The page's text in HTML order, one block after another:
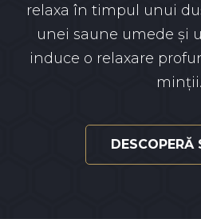
relaxa în timpul unui
unei saune umede și
induce o relaxare
minții.
DESCOPERĂ